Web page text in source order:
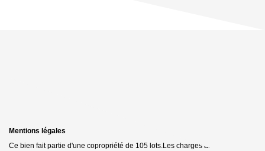
Mentions légales
Ce bien fait partie d'une copropriété de 105 lots.Les charges annuelles sont